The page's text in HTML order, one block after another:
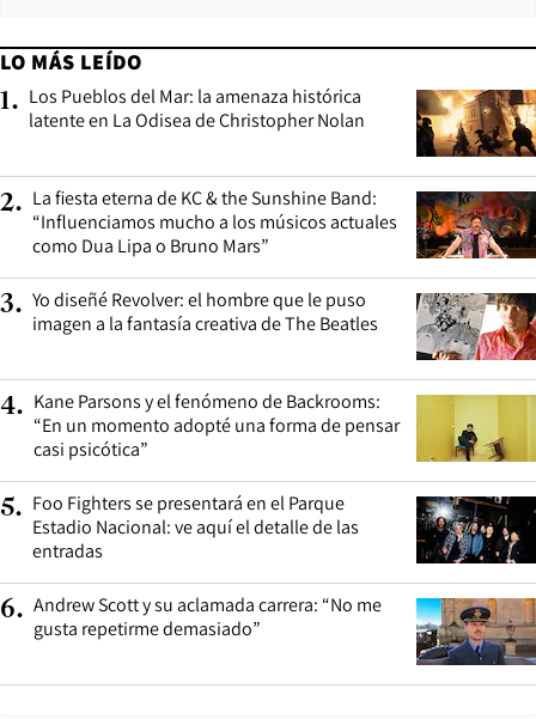
LO MÁS LEÍDO
1. Los Pueblos del Mar: la amenaza histórica
latente en La Odisea de Christopher Nolan
2. La fiesta eterna de KC & the Sunshine Band:
“Influenciamos mucho a los músicos actuales
como Dua Lipa o Bruno Mars”
3. Yo diseñé Revolver: el hombre que le puso
imagen a la fantasía creativa de The Beatles
4. Kane Parsons y el fenómeno de Backrooms:
“En un momento adopté una forma de pensar
casi psicótica”
5. Foo Fighters se presentará en el Parque
Estadio Nacional: ve aquí el detalle de las
entradas
6. Andrew Scott y su aclamada carrera: “No me
gusta repetirme demasiado”